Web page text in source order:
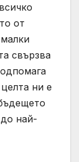
от
свързва
ни е
най-